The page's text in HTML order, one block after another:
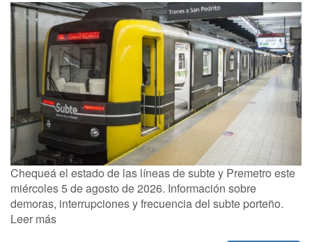
Chequeá el estado de las líneas de subte y Premetro este
miércoles 5 de agosto de 2026. Información sobre
demoras, interrupciones y frecuencia del subte porteño.
Leer más